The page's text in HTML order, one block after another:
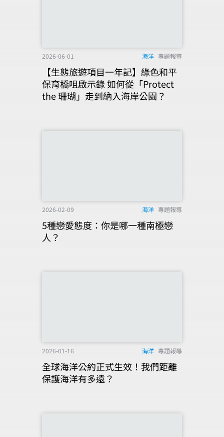
2026-06-01 海洋 專題報導
【生態旅遊項目一年記】綠色和平
保育橋咀啟示錄 如何從「Protect
the 珊瑚」走到納入海岸公園？
2026-02-09 海洋 專題報導
5種戀愛態度：你是哪一種南極戀
人？
2026-01-16 海洋 專題報導
全球海洋公約正式生效！我們距離
保護海洋有多遠？